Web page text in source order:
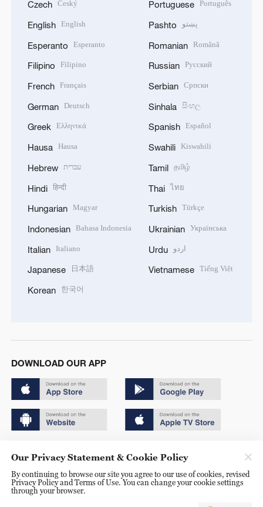
Czech Český
English English
Esperanto Esperanto
Filipino Filipino
French Français
German Deutsch
Greek Ελληνικά
Hausa Hausa
Hebrew עברית
Hindi हिन्दी
Hungarian Magyar
Indonesian Bahasa Indonesia
Italian Italiano
Japanese 日本語
Korean 한국어
Portuguese Português
Pashto پښتو
Romanian Română
Russian Русский
Serbian Српски
Sinhala සිංහල
Spanish Español
Swahili Kiswahili
Tamil தமிழ்
Thai ไทย
Turkish Türkçe
Ukrainian Українська
Urdu اردو
Vietnamese Tiếng Việt
DOWNLOAD OUR APP
京ICP备20000184号
京公网安备 11010502050052号
Our Privacy Statement & Cookie Policy
By continuing to browse our site you agree to our use of cookies, revised
Privacy Policy and Terms of Use. You can change your cookie settings
through your browser.